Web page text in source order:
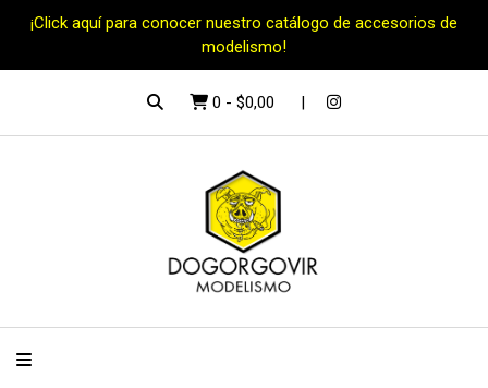
¡Click aquí para conocer nuestro catálogo de accesorios de
modelismo!
0 - $0,00